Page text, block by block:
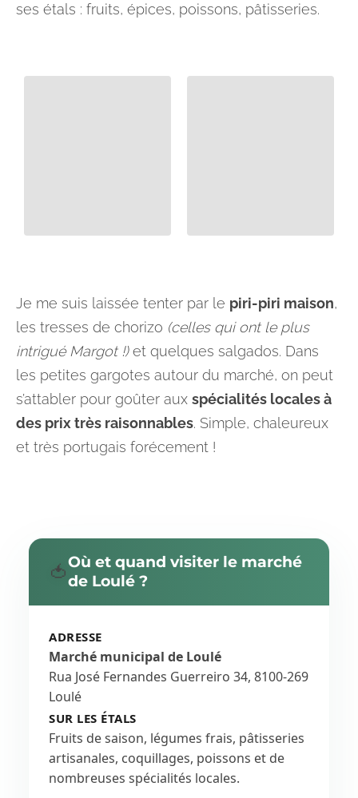
ses étals : fruits, épices, poissons, pâtisseries.
Je me suis laissée tenter par le piri-piri maison,
les tresses de chorizo (celles qui ont le plus
intrigué Margot !)et quelques salgados. Dans
les petites gargotes autour du marché, on peut
s’attabler pour goûter aux spécialités locales à
des prix très raisonnables. Simple, chaleureux
et très portugais forécement !
🍅Où et quand visiter le marché
de Loulé ?
ADRESSE
Marché municipal de Loulé
Rua José Fernandes Guerreiro 34, 8100-269
Loulé
SUR LES ÉTALS
Fruits de saison, légumes frais, pâtisseries
artisanales, coquillages, poissons et de
nombreuses spécialités locales.